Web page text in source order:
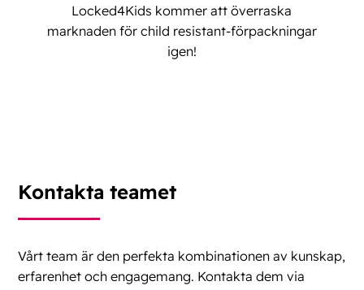
Locked4Kids kommer att överraska
marknaden för child resistant-förpackningar
igen!
Kontakta teamet
Vårt team är den perfekta kombinationen av kunskap,
erfarenhet och engagemang. Kontakta dem via